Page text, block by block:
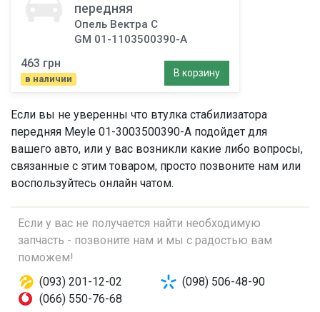
передняя
Опель Вектра C
GM 01-1103500390-A
463 грн
в наличии
В корзину
Если вы не уверенны что втулка стабилизатора
передняя Meyle 01-3003500390-A подойдет для
вашего авто, или у вас возникли какие либо вопросы,
связанные с этим товаром, просто позвоните нам или
воспользуйтесь онлайн чатом.
Если у вас не получается найти необходимую
запчасть - позвоните нам и мы с радостью вам
поможем!
(093) 201-12-02
(098) 506-48-90
(066) 550-76-68